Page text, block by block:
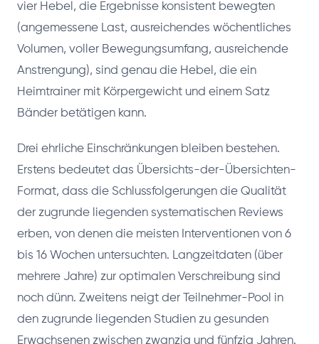
vier Hebel, die Ergebnisse konsistent bewegten
(angemessene Last, ausreichendes wöchentliches
Volumen, voller Bewegungsumfang, ausreichende
Anstrengung), sind genau die Hebel, die ein
Heimtrainer mit Körpergewicht und einem Satz
Bänder betätigen kann.
Drei ehrliche Einschränkungen bleiben bestehen.
Erstens bedeutet das Übersichts-der-Übersichten-
Format, dass die Schlussfolgerungen die Qualität
der zugrunde liegenden systematischen Reviews
erben, von denen die meisten Interventionen von 6
bis 16 Wochen untersuchten. Langzeitdaten (über
mehrere Jahre) zur optimalen Verschreibung sind
noch dünn. Zweitens neigt der Teilnehmer-Pool in
den zugrunde liegenden Studien zu gesunden
Erwachsenen zwischen zwanzig und fünfzig Jahren.